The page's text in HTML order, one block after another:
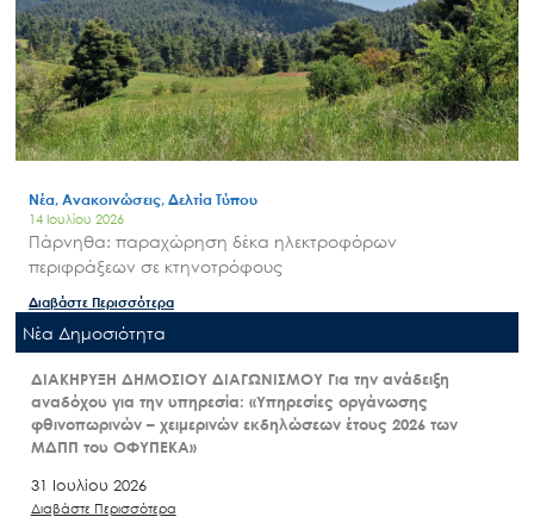
Διαβάστε Περισσότερα
Νέα, Ανακοινώσεις, Δελτία Τύπου
14 Ιουλίου 2026
Πάρνηθα: παραχώρηση δέκα ηλεκτροφόρων
περιφράξεων σε κτηνοτρόφους